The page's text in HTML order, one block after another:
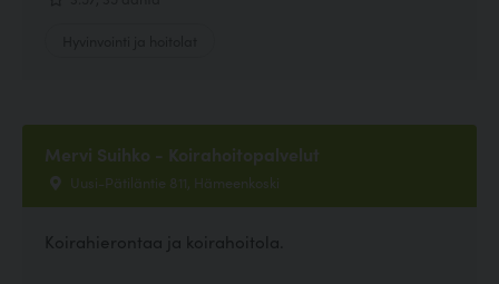
Mervi Suihko - Koirahoitopalvelut
Uusi-Pätiläntie 811, Hämeenkoski
Koirahierontaa ja koirahoitola.